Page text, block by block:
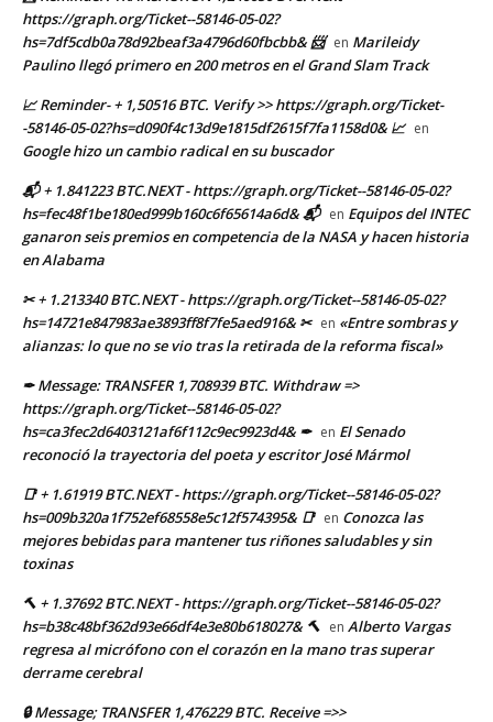
https://graph.org/Ticket--58146-05-02?
hs=7df5cdb0a78d92beaf3a4796d60fbcbb& 📨 en Marileidy
Paulino llegó primero en 200 metros en el Grand Slam Track
📈 Reminder- + 1,50516 BTC. Verify >> https://graph.org/Ticket-
-58146-05-02?hs=d090f4c13d9e1815df2615f7fa1158d0& 📈 en
Google hizo un cambio radical en su buscador
📬 + 1.841223 BTC.NEXT - https://graph.org/Ticket--58146-05-02?
hs=fec48f1be180ed999b160c6f65614a6d& 📬 en Equipos del INTEC
ganaron seis premios en competencia de la NASA y hacen historia
en Alabama
✂ + 1.213340 BTC.NEXT - https://graph.org/Ticket--58146-05-02?
hs=14721e847983ae3893ff8f7fe5aed916& ✂ en «Entre sombras y
alianzas: lo que no se vio tras la retirada de la reforma fiscal»
✒ Message: TRANSFER 1,708939 BTC. Withdraw =>
https://graph.org/Ticket--58146-05-02?
hs=ca3fec2d6403121af6f112c9ec9923d4& ✒ en El Senado
reconoció la trayectoria del poeta y escritor José Mármol
📑 + 1.61919 BTC.NEXT - https://graph.org/Ticket--58146-05-02?
hs=009b320a1f752ef68558e5c12f574395& 📑 en Conozca las
mejores bebidas para mantener tus riñones saludables y sin
toxinas
🔨 + 1.37692 BTC.NEXT - https://graph.org/Ticket--58146-05-02?
hs=b38c48bf362d93e66df4e3e80b618027& 🔨 en Alberto Vargas
regresa al micrófono con el corazón en la mano tras superar
derrame cerebral
🔒 Message; TRANSFER 1,476229 BTC. Receive =>>